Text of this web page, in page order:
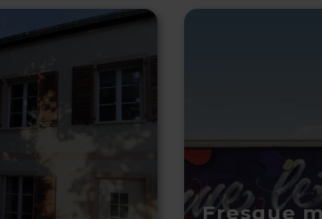
Fresque